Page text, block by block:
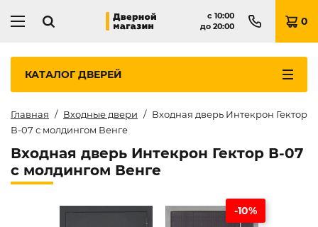
с 10:00
до 20:00 0
КАТАЛОГДВЕРЕЙ
Главная Входные двери
Входная дверь Интекрон Гектор
В-07 с молдингом Венге
Входная дверь Интекрон Гектор В-07
с молдингом Венге
-10%